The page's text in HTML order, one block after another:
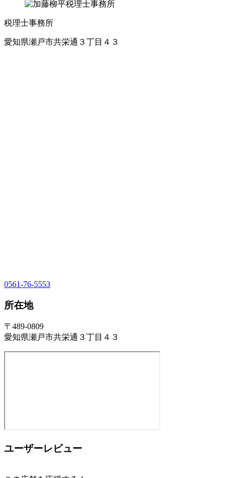
税理士事務所
愛知県瀬戸市共栄通３丁目４３
0561-76-5553
所在地
〒489-0809
愛知県瀬戸市共栄通３丁目４３
ユーザーレビュー